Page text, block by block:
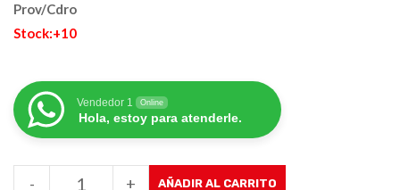
Prov/Cdro
Stock:+10
Vendedor 1 Online
Hola, estoy para atenderle.
+
- AÑADIR AL CARRITO